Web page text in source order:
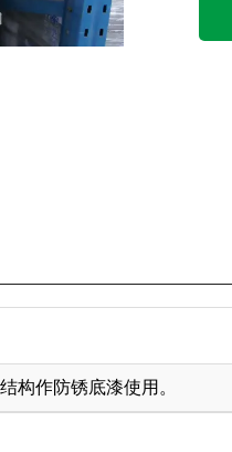
构作防锈底漆使用。